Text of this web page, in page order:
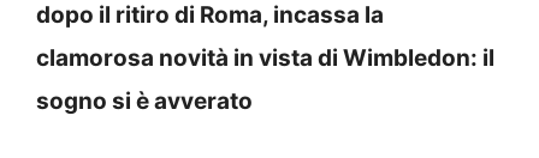
dopo il ritiro di Roma, incassa la
clamorosa novità in vista di Wimbledon: il
sogno si è avverato